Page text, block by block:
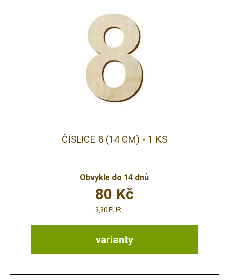
ČÍSLICE 8 (14 CM) - 1 KS
Obvykle do 14 dnů
varianty
80 Kč
3,30 EUR